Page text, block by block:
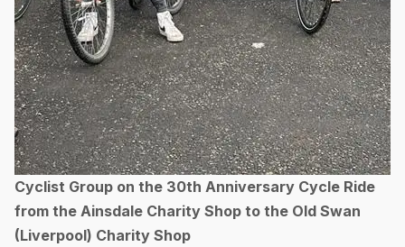
Cyclist Group on the 30th Anniversary Cycle Ride
from the Ainsdale Charity Shop to the Old Swan
(Liverpool) Charity Shop